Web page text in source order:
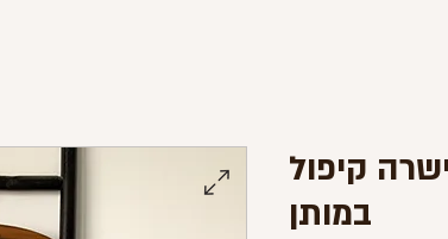
קיפול
במותן